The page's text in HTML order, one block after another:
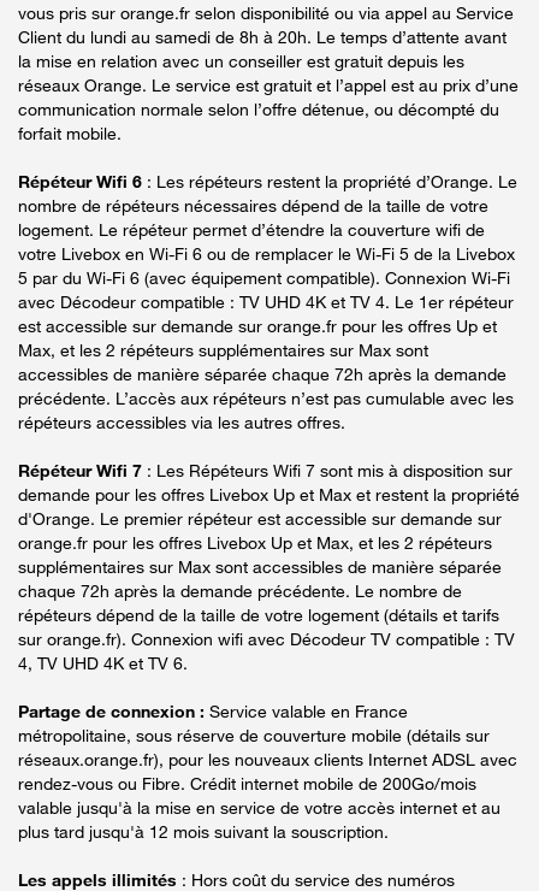
vous pris sur orange.fr selon disponibilité ou via appel au Service
Client du lundi au samedi de 8h à 20h. Le temps d’attente avant
la mise en relation avec un conseiller est gratuit depuis les
réseaux Orange. Le service est gratuit et l’appel est au prix d’une
communication normale selon l’offre détenue, ou décompté du
forfait mobile.
Répéteur Wifi 6 : Les répéteurs restent la propriété d’Orange. Le
nombre de répéteurs nécessaires dépend de la taille de votre
logement. Le répéteur permet d’étendre la couverture wifi de
votre Livebox en Wi-Fi 6 ou de remplacer le Wi-Fi 5 de la Livebox
5 par du Wi-Fi 6 (avec équipement compatible). Connexion Wi-Fi
avec Décodeur compatible : TV UHD 4K et TV 4. Le 1er répéteur
est accessible sur demande sur orange.fr pour les offres Up et
Max, et les 2 répéteurs supplémentaires sur Max sont
accessibles de manière séparée chaque 72h après la demande
précédente. L’accès aux répéteurs n’est pas cumulable avec les
répéteurs accessibles via les autres offres.
Répéteur Wifi 7 : Les Répéteurs Wifi 7 sont mis à disposition sur
demande pour les offres Livebox Up et Max et restent la propriété
d'Orange. Le premier répéteur est accessible sur demande sur
orange.fr pour les offres Livebox Up et Max, et les 2 répéteurs
supplémentaires sur Max sont accessibles de manière séparée
chaque 72h après la demande précédente. Le nombre de
répéteurs dépend de la taille de votre logement (détails et tarifs
sur orange.fr). Connexion wifi avec Décodeur TV compatible : TV
4, TV UHD 4K et TV 6.
Partage de connexion : Service valable en France
métropolitaine, sous réserve de couverture mobile (détails sur
réseaux.orange.fr), pour les nouveaux clients Internet ADSL avec
rendez-vous ou Fibre. Crédit internet mobile de 200Go/mois
valable jusqu'à la mise en service de votre accès internet et au
plus tard jusqu'à 12 mois suivant la souscription.
Les appels illimités : Hors coût du service des numéros